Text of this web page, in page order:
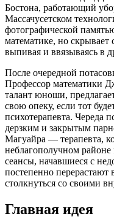
Бостона, работающий
Массачусетском
фотографической
математике, но скрывает
выпивая и ввязываясь в
После очередной
Профессор математики
талант юноши,
свою опеку, если тот
психотерапевта. Череда
дерзким и закрытым
Магуайра — терапевта,
неблагополучном
сеансы, начавшиеся с
постепенно перерастают
столкнуться со своими
Главная идея